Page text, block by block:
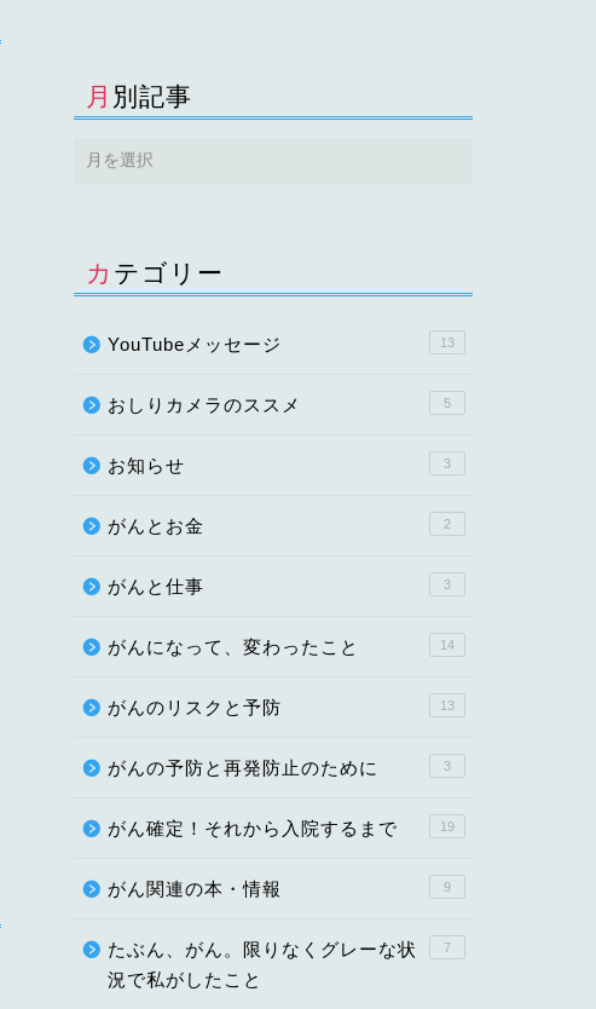
月別記事
カテゴリー
YouTubeメッセージ 13
おしりカメラのススメ 5
お知らせ 3
がんとお金 2
がんと仕事 3
がんになって、変わったこと 14
がんのリスクと予防 13
がんの予防と再発防止のために 3
がん確定！それから入院するまで 19
がん関連の本・情報 9
たぶん、がん。限りなくグレーな状
況で私がしたこと
7